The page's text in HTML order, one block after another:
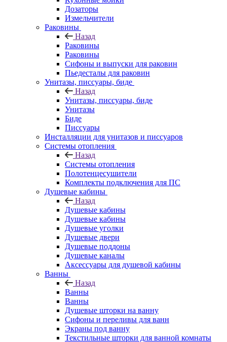
Дозаторы
Измельчители
Раковины
Назад
Раковины
Раковины
Сифоны и выпуски для раковин
Пьедесталы для раковин
Унитазы, писсуары, биде
Назад
Унитазы, писсуары, биде
Унитазы
Биде
Писсуары
Инсталляции для унитазов и писсуаров
Системы отопления
Назад
Системы отопления
Полотенцесушители
Комплекты подключения для ПС
Душевые кабины
Назад
Душевые кабины
Душевые кабины
Душевые уголки
Душевые двери
Душевые поддоны
Душевые каналы
Аксессуары для душевой кабины
Ванны
Назад
Ванны
Ванны
Душевые шторки на ванну
Сифоны и переливы для ванн
Экраны под ванну
Текстильные шторки для ванной комнаты